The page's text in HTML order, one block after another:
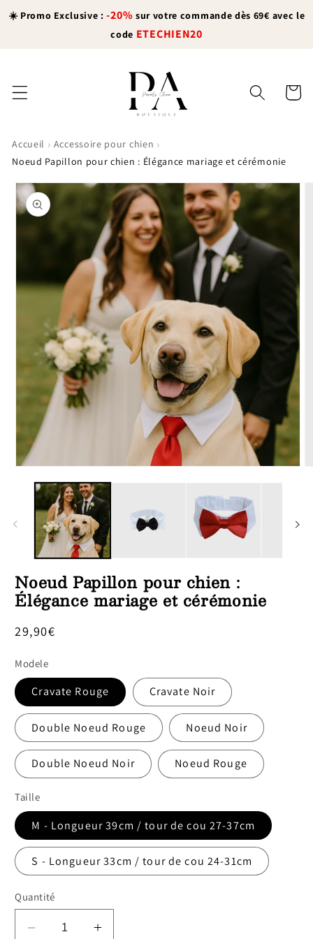
passer
☀️ Promo Exclusive :-20% sur votre commande dès 69€ avec le
code ETECHIEN20
Panier
Accueil › Accessoire pour chien ›
Noeud Papillon pour chien : Élégance mariage et cérémonie
Passer aux
informations
produits
média
une
fenêtre
modale
Noeud Papillon pour chien :
Élégance mariage et cérémonie
Prix
29,90€
Modele
Cravate Rouge Cravate Noir
Double Noeud Rouge Noeud Noir
Double Noeud Noir Noeud Rouge
Taille
M - Longueur 39cm / tour de cou 27-37cm
S - Longueur 33cm / tour de cou 24-31cm
Quantité
Réduire
Augmenter